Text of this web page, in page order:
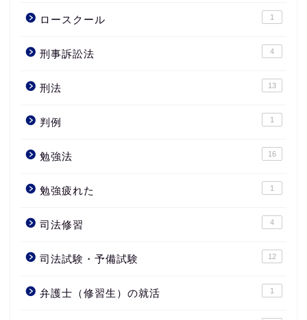
ロースクール 1
刑事訴訟法 4
刑法 13
判例 1
勉強法 16
勉強疲れた 1
司法修習 4
司法試験・予備試験 12
弁護士（修習生）の就活 1